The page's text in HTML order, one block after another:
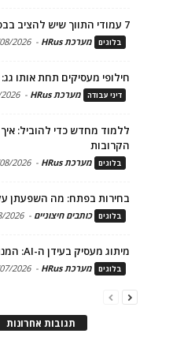
7 עמודי התווך שיש להציב בבסיס תהליך הגיוס ומיתוג המעסיק
בלוגים מערכת HRus -
2026
חילופי מעסיקים תחת אותו
דיני עבודה מערכת HRus -
ללמוד מחדש כדי להוביל:
הקרובות
בלוגים מערכת HRus -
2026
בחירות בפתח: מה השפעתן
בלוגים כותבים חיצוניים -
2026
מיתוג מעסיק בעידן ה-AI: המנוע הכלכלי של גיוס ושימור טלנטים
בלוגים מערכת HRus -
2026
תגובות אחרונות